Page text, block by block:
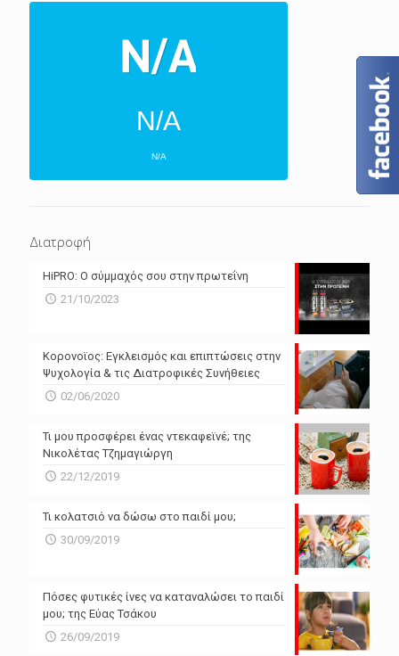
N/A
N/A
N/A
Powered by Forecast.io
Διατροφή
HiPRO: Ο σύμμαχός σου στην πρωτεΐνη
21/10/2023
Κορονοϊος: Εγκλεισμός και επιπτώσεις στην
Ψυχολογία & τις Διατροφικές Συνήθειες
02/06/2020
Τι μου προσφέρει ένας ντεκαφεϊνέ; της
Νικολέτας Τζημαγιώργη
22/12/2019
Τι κολατσιό να δώσω στο παιδί μου;
30/09/2019
Πόσες φυτικές ίνες να καταναλώσει το παιδί
μου; της Εύας Τσάκου
26/09/2019